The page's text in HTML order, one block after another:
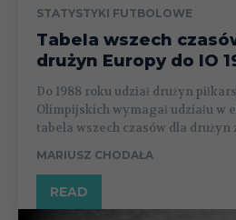
STATYSTYKI FUTBOLOWE
Tabela wszech
drużyn Europy do IO
Do 1988 roku udział drużyn
Olimpijskich wymagał udziału w
tabela wszech czasów dla drużyn
MARIUSZ CHODAŁA
READ